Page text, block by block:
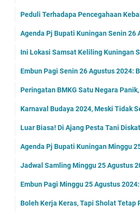
Peduli Terhadapa Pencegahaan
Agenda Pj Bupati Kuningan Senin 26
Ini Lokasi Samsat Keliling Kuningan
Embun Pagi Senin 26 Agustus 2024:
Peringatan BMKG Satu Negara
Karnaval Budaya 2024, Meski Tidak
Luar Biasa! Di Ajang Pesta Tani
Agenda Pj Bupati Kuningan Minggu
Jadwal Samling Minggu 25 Agustus
Embun Pagi Minggu 25 Agustus
Boleh Kerja Keras, Tapi Sholat Tetap